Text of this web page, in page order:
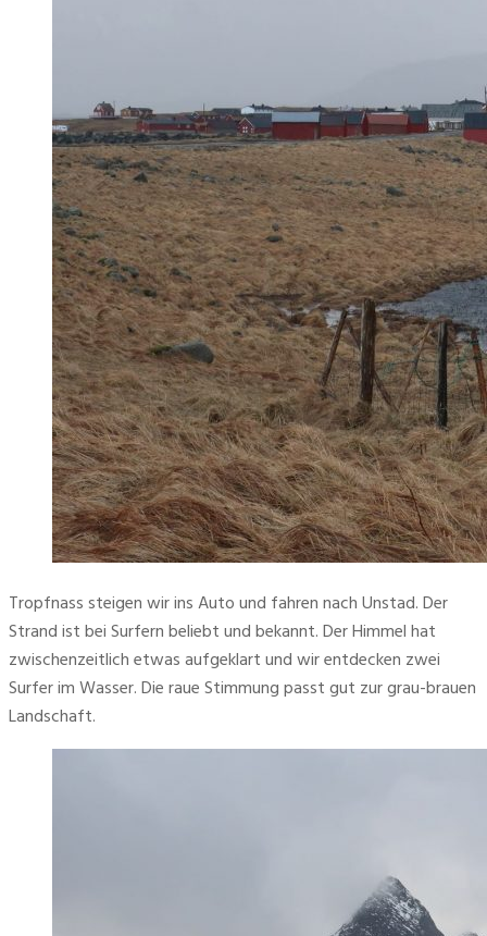
Tropfnass steigen wir ins Auto und fahren nach Unstad. Der
Strand ist bei Surfern beliebt und bekannt. Der Himmel hat
zwischenzeitlich etwas aufgeklart und wir entdecken zwei
Surfer im Wasser. Die raue Stimmung passt gut zur grau-brauen
Landschaft.